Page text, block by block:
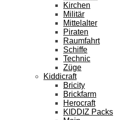
Kirchen
Militär
Mittelalter
Piraten
Raumfahrt
Schiffe
Technic
Züge
Kiddicraft
Bricity
Brickfarm
Herocraft
KIDDIZ Packs